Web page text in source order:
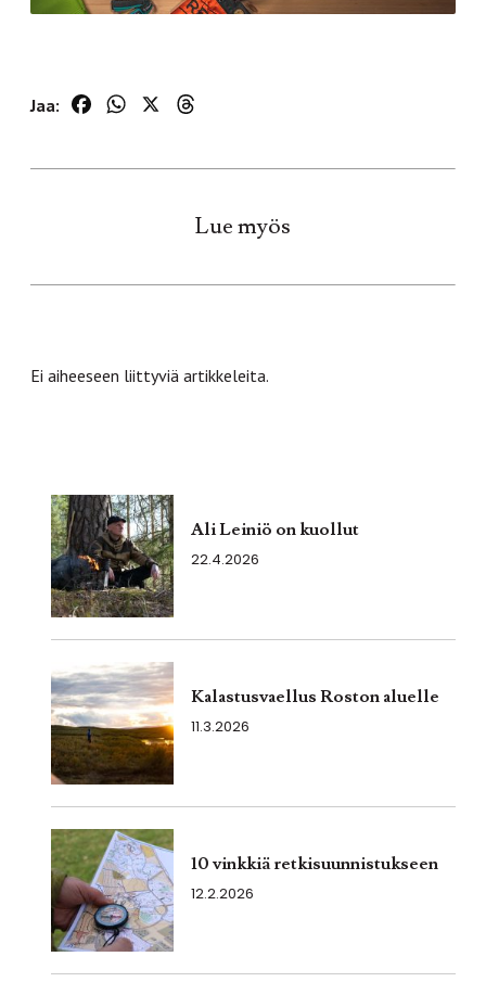
Jaa: FacebookWhatsApp
Lue myös
Ei aiheeseen liittyviä artikkeleita.
Ali Leiniö on kuollut
22.4.2026
Kalastusvaellus Roston aluelle
11.3.2026
10 vinkkiä retkisuunnistukseen
12.2.2026